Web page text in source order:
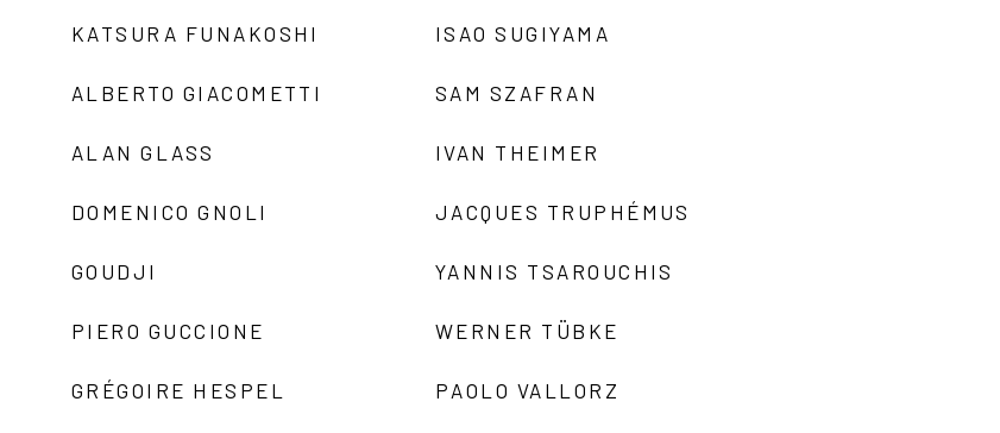
KATSURA FUNAKOSHI
ALBERTO GIACOMETTI
ALAN GLASS
DOMENICO GNOLI
GOUDJI
PIERO GUCCIONE
GRÉGOIRE HESPEL
ISAO SUGIYAMA
SAM SZAFRAN
IVAN THEIMER
JACQUES TRUPHÉMUS
YANNIS TSAROUCHIS
WERNER TÜBKE
PAOLO VALLORZ